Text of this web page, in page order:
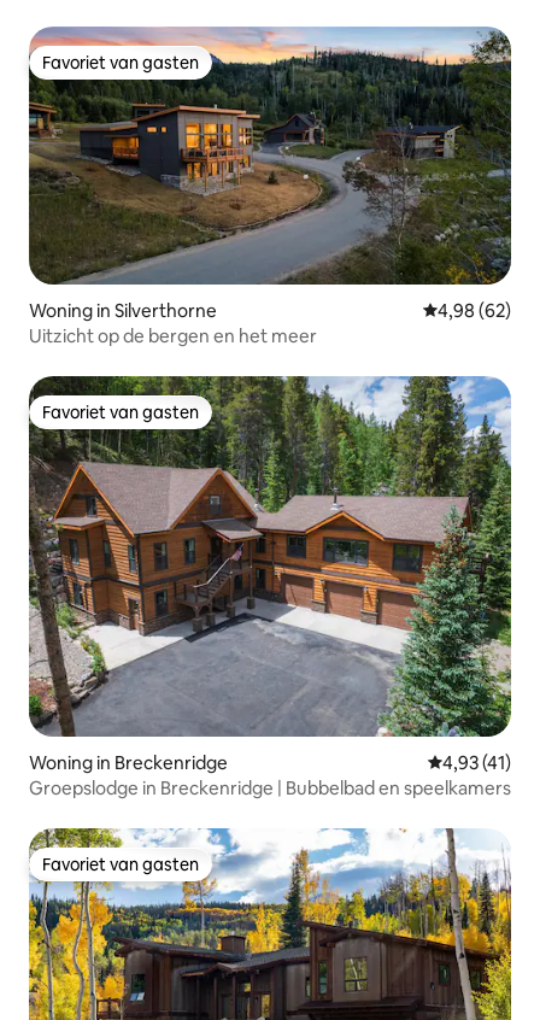
Favoriet van gasten
Favoriet van gasten
Woning in Silverthorne Gemiddelde
4,98 (62)
Uitzicht op de bergen en het meer
Favoriet van gasten
Favoriet van gasten
Woning in Breckenridge Gemiddelde
4,93 (41)
Groepslodge in Breckenridge | Bubbelbad en speelkamers
Favoriet van gasten
Favoriet van gasten